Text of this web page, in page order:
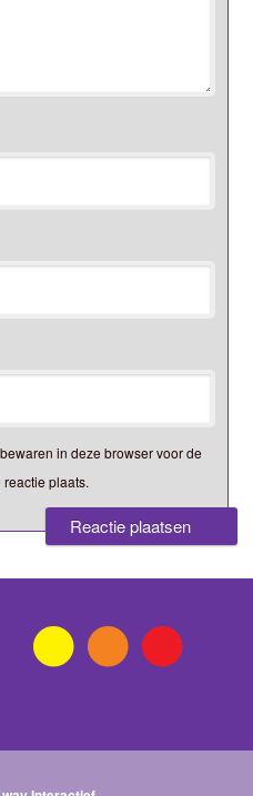
in deze browser voor de
plaats.